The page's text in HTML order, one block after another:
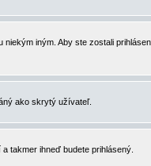
iným. Aby ste zostali
ako skrytý užívateľ.
a takmer ihneď budete prihlásený.